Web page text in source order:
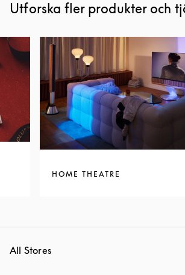
Utforska fler produkter och
HOME THEATRE
All Stores